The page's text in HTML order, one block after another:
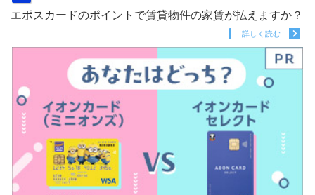
エポスカードのポイントで賃貸物件の家賃が払えますか？
詳しく読む